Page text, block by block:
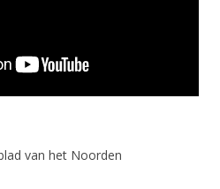
van het Noorden